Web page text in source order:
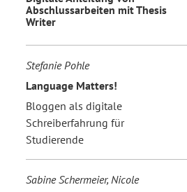
Abschlussarbeiten mit Thesis
Writer
Stefanie Pohle
Language Matters!
Bloggen als digitale
Schreiberfahrung für
Studierende
Sabine Schermeier, Nicole